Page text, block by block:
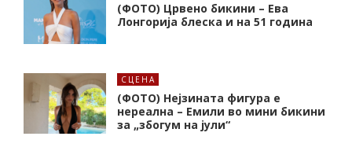
(ФОТО) Црвено бикини – Ева
Лонгорија блеска и на 51 година
СЦЕНА
(ФОТО) Нејзината фигура е
нереална – Емили во мини бикини
за „збогум на јули“